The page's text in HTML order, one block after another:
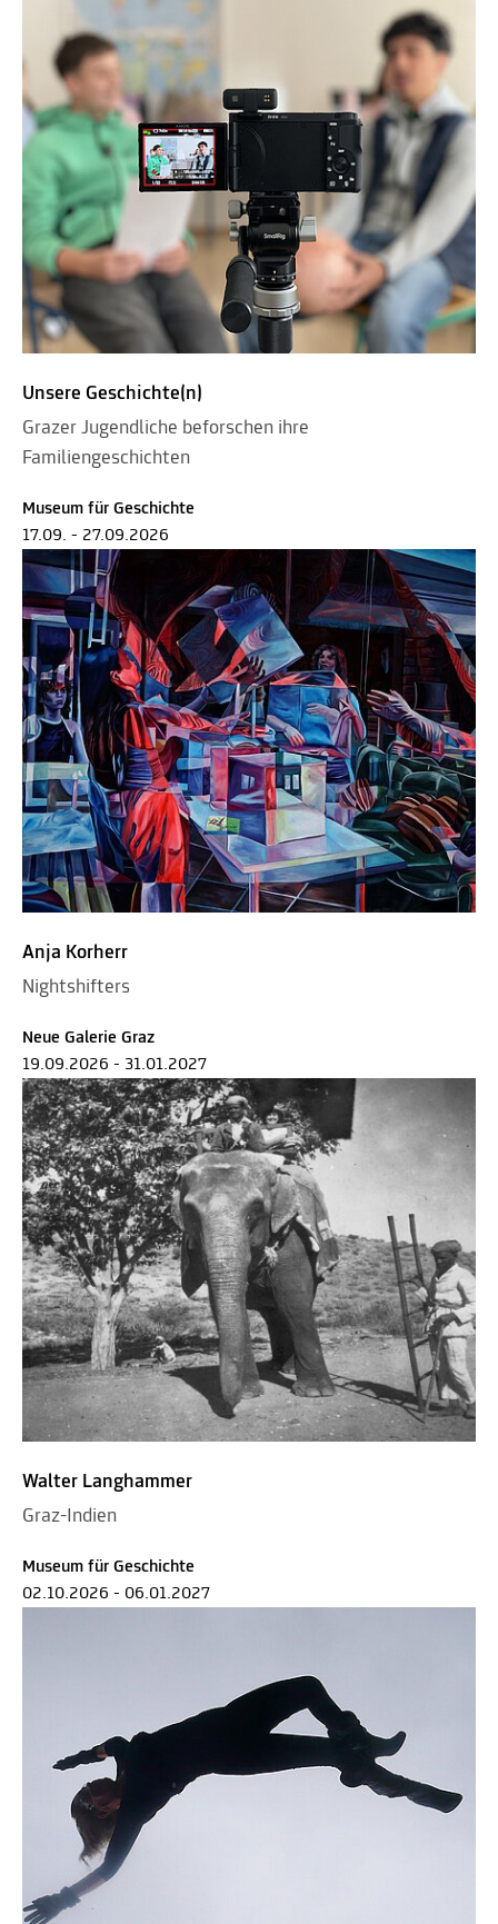
Unsere Geschichte(n)
Grazer Jugendliche beforschen ihre
Familiengeschichten
Museum für Geschichte
17.09. - 27.09.2026
Anja Korherr
Nightshifters
Neue Galerie Graz
19.09.2026 - 31.01.2027
Walter Langhammer
Graz-Indien
Museum für Geschichte
02.10.2026 - 06.01.2027